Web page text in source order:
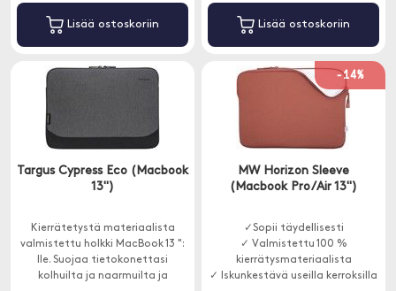
Lisää ostoskoriin Lisää ostoskoriin
Targus Cypress Eco (Macbook
13")
Kierrätetystä materiaalista
valmistettu holkki MacBook 13 ":
lle. Suojaa tietokonettasi
kolhuilta ja naarmuilta ja
-14%
MW Horizon Sleeve
(Macbook Pro/Air 13")
✓Sopii täydellisesti
✓ Valmistettu 100 %
kierrätysmateriaalista
✓ Iskunkestävä useilla kerroksilla